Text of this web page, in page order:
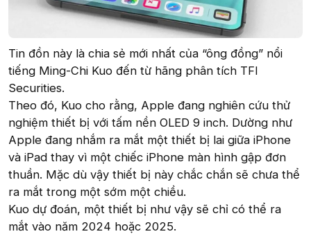
Tin đồn này là chia sẻ mới nhất của “ông đồng” nổi
tiếng Ming-Chi Kuo đến từ hãng phân tích TFI
Securities.
Theo đó, Kuo cho rằng, Apple đang nghiên cứu thử
nghiệm thiết bị với tấm nền OLED 9 inch. Dường như
Apple đang nhắm ra mắt một thiết bị lai giữa iPhone
và iPad thay vì một chiếc iPhone màn hình gập đơn
thuần. Mặc dù vậy thiết bị này chắc chắn sẽ chưa thể
ra mắt trong một sớm một chiều.
Kuo dự đoán, một thiết bị như vậy sẽ chỉ có thể ra
mắt vào năm 2024 hoặc 2025.